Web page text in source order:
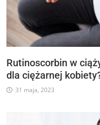
Rutinoscorbin w
dla ciężarnej
31 maja, 2023